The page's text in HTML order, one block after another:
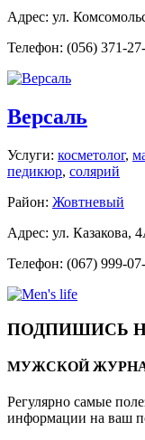
Адрес: ул.
Телефон: (056) 371-
Версаль
Услуги: косметолог,
педикюр, солярий
Район: Жовтневый
Адрес: ул. Казакова,
Телефон: (067) 999-
ПОДПИШИСЬ
МУЖСКОЙ ЖУРНАЛ
Регулярно самые
информации на ваш